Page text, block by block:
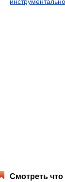
Смотреть